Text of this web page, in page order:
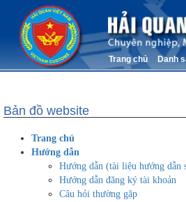
Trang chủ Danh
Bản đồ website
Trang chủ
Hướng dẫn
Hướng dẫn (tài liệu hướng dẫn
Hướng dẫn đăng ký tài khoản
Câu hỏi thường gặp